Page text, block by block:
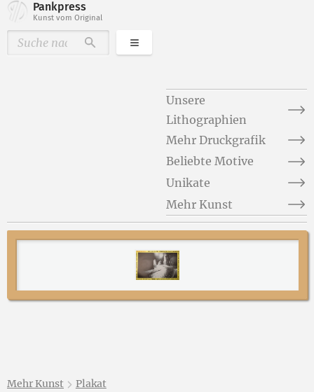
Pankpress
Kunst vom Original
DurchsuchenKategorien
Unsere
Lithographien
Mehr Druckgrafik
Beliebte Motive
Unikate
Mehr Kunst
Mehr Kunst Plakat